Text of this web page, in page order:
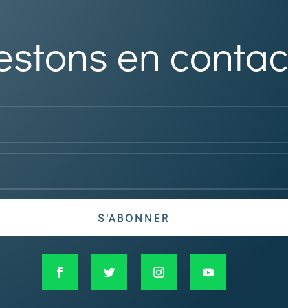
en
S'ABONNER